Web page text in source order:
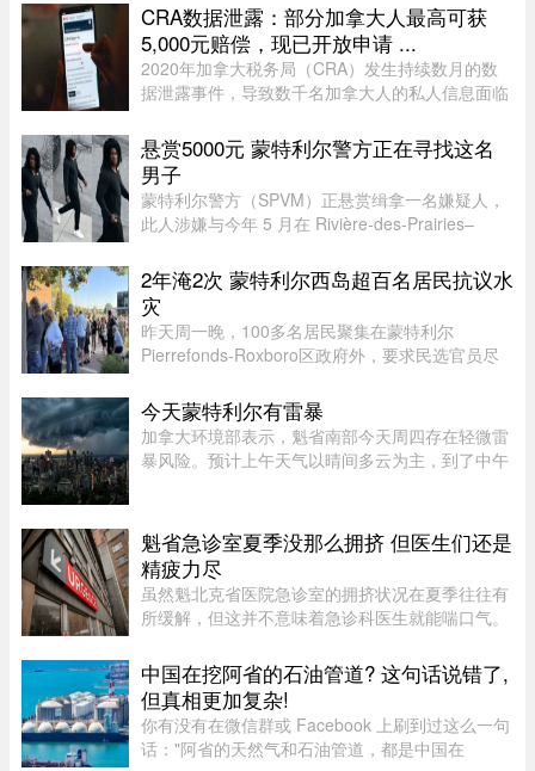
CRA数据泄露：部分加拿大人最高可获
5,000元赔偿，现已开放申请 ...
2020年加拿大税务局（CRA）发生持续数月的数
据泄露事件，导致数千名加拿大人的私人信息面临
经可以申请赔偿。 ...
悬赏5000元 蒙特利尔警方正在寻找这名
男子
蒙特利尔警方（SPVM）正悬赏缉拿一名嫌疑人，
此人涉嫌与今年 5 月在 Rivière-des-Prairies–
关。警方呼吁公众协助确认嫌犯身份。据描述，嫌
犯为一名黑人男性，身高在 ...
2年淹2次 蒙特利尔西岛超百名居民抗议水
灾
昨天周一晚，100多名居民聚集在蒙特利尔
Pierrefonds-Roxboro区政府外，要求民选官员尽
水侵袭以来，该区举行的首次市政委员会会议。居
民表示，自己已经花费数万甚至数十 ...
今天蒙特利尔有雷暴
加拿大环境部表示，魁省南部今天周四存在轻微雷
暴风险。预计上午天气以晴间多云为主，到了中午
Mauricie地区下午也有可能受 ...
魁省急诊室夏季没那么拥挤 但医生们还是
精疲力尽
虽然魁北克省医院急诊室的拥挤状况在夏季往往有
所缓解，但这并不意味着急诊科医生就能喘口气。
Couture 医生指出，近年来急诊医生的工作负担不
断加重，我们再也无法沿用“ ...
中国在挖阿省的石油管道? 这句话说错了,
但真相更加复杂!
你有没有在微信群或 Facebook 上刷到过这么一句
话："阿省的天然气和石油管道，都是中国在